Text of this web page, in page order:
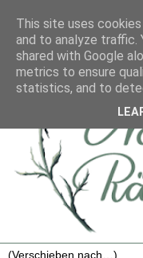
This site uses
and to analyze traffic.
shared with Google
metrics to ensure
statistics, and to